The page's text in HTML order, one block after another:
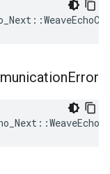
::
Error
::